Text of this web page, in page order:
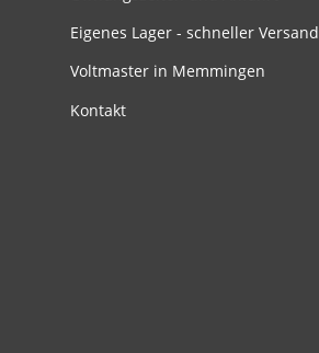
Eigenes Lager - schneller Versand
Voltmaster in Memmingen
Kontakt